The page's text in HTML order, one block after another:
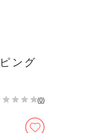
ング
(0)